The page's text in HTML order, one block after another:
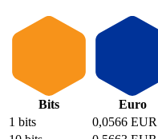
Bits
Euro
1 bits
0,0566 EUR